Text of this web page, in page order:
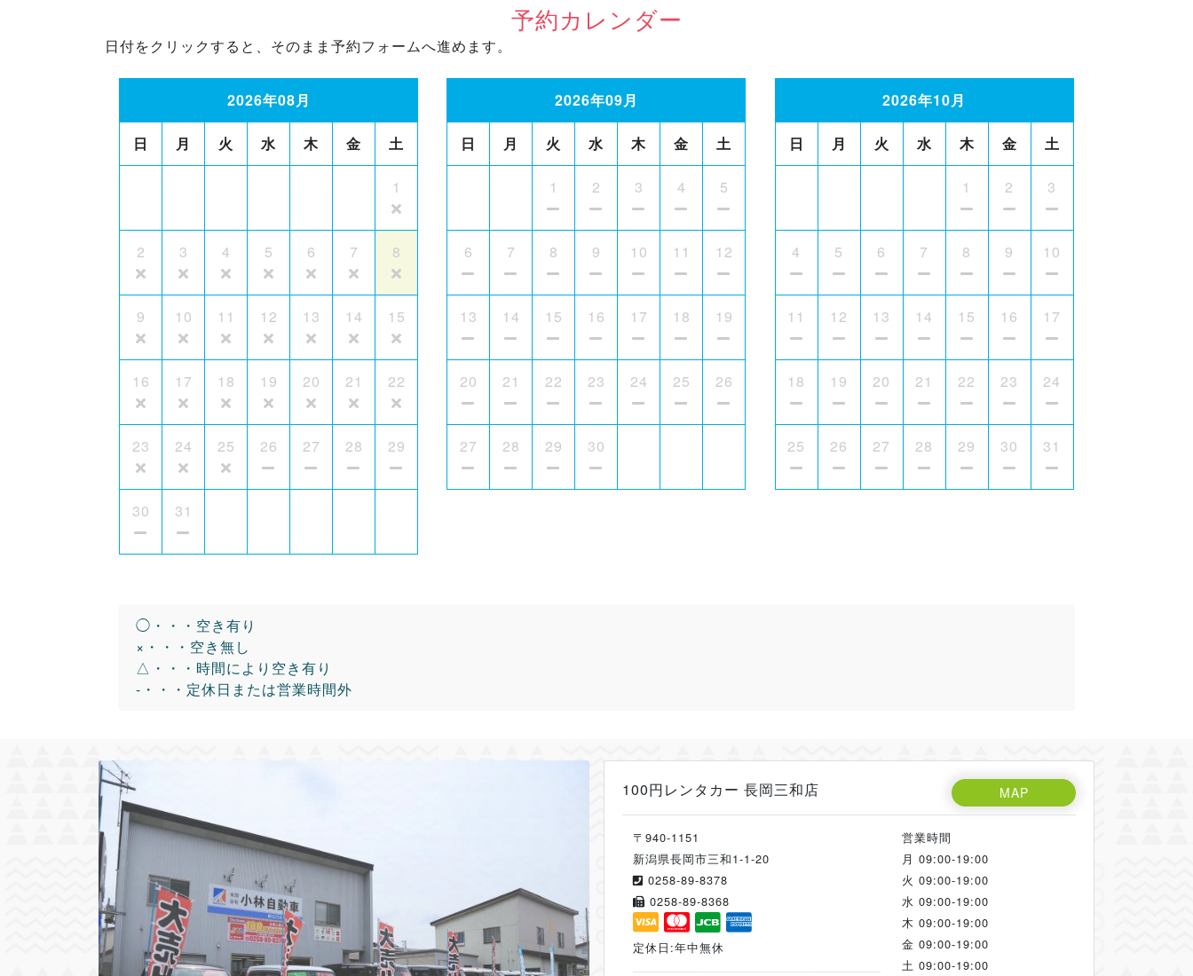
予約カレンダー
日付をクリックすると、そのまま予約フォームへ進めます。
2026年08月
日 月 火 水 木 金 土
1
2 3 4 5 6 7 8
9 10 11 12 13 14 15
16 17 18 19 20 21 22
23 24 25 26 27 28 29
30 31
2026年09月
日 月 火 水 木 金 土
1 2 3 4 5
6 7 8 9 10 11 12
13 14 15 16 17 18 19
20 21 22 23 24 25 26
27 28 29 30
2026年10月
日 月 火 水 木 金 土
1 2 3
4 5 6 7 8 9 10
11 12 13 14 15 16 17
18 19 20 21 22 23 24
25 26 27 28 29 30 31
◯・・・空き有り
×・・・空き無し
△・・・時間により空き有り
-・・・定休日または営業時間外
100円レンタカー 長岡三和店 MAP
〒940-1151
新潟県長岡市三和1-1-20
0258-89-8378
0258-89-8368
定休日:年中無休
営業時間
月 09:00-19:00
火 09:00-19:00
水 09:00-19:00
木 09:00-19:00
金 09:00-19:00
土 09:00-19:00